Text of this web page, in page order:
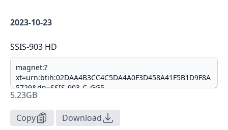
2023-10-23
SSIS-903 HD
5.23GB
Copy Download